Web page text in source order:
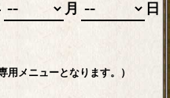
月 日
用メニューとなります。）